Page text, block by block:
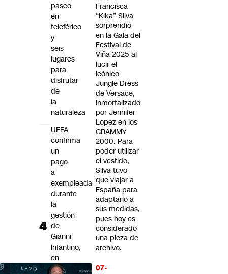
Francisca
“Kika” Silva
sorprendió
en la Gala del
Festival de
Viña 2025 al
lucir el
icónico
Jungle Dress
de Versace,
inmortalizado
por Jennifer
Lopez en los
GRAMMY
2000. Para
poder utilizar
el vestido,
Silva tuvo
que viajar a
España para
adaptarlo a
sus medidas,
pues hoy es
considerado
una pieza de
archivo.
07-
paseo
en
teleférico
y
seis
lugares
para
disfrutar
de
la
naturaleza
UEFA
confirma
un
pago
a
exempleada
durante
la
gestión
de
Gianni
Infantino,
en
medio